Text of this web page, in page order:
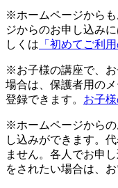
※ホームページから
ジからのお申し込み
しくは 「初めてご利用
※お子様の講座で、
場合は、保護者用の
登録できます。 お子
※ホームページから
し込みができます。
ません。各人でお申
をされたい場合は、